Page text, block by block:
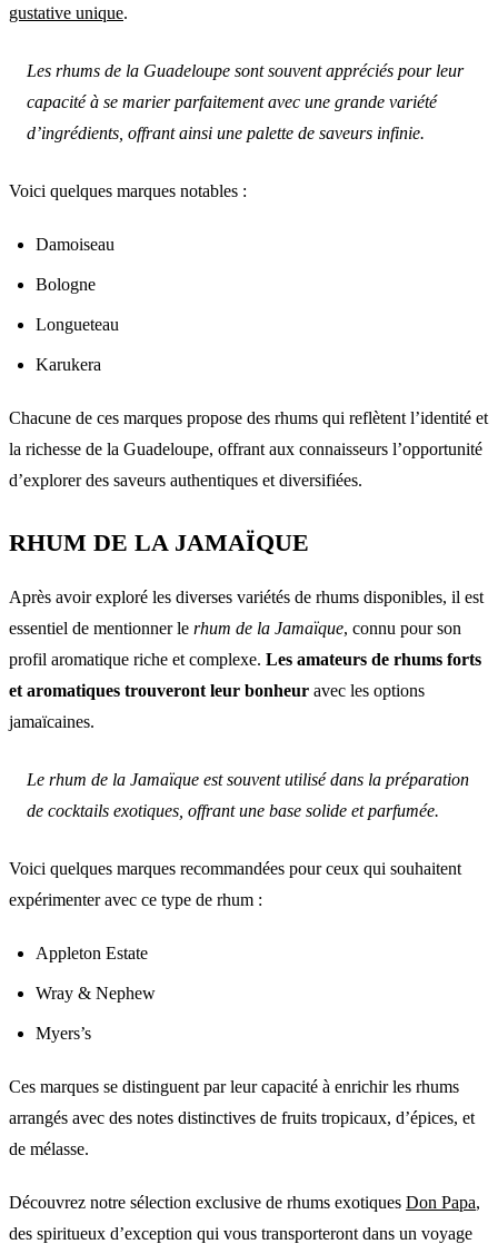
gustative unique.
Les rhums de la Guadeloupe sont souvent appréciés pour leur
capacité à se marier parfaitement avec une grande variété
d’ingrédients, offrant ainsi une palette de saveurs infinie.
Voici quelques marques notables :
Damoiseau
Bologne
Longueteau
Karukera
Chacune de ces marques propose des rhums qui reflètent l’identité et
la richesse de la Guadeloupe, offrant aux connaisseurs l’opportunité
d’explorer des saveurs authentiques et diversifiées.
RHUM DE LA JAMAÏQUE
Après avoir exploré les diverses variétés de rhums disponibles, il est
essentiel de mentionner le rhum de la Jamaïque, connu pour son
profil aromatique riche et complexe. Les amateurs de rhums forts
et aromatiques trouveront leur bonheur avec les options
jamaïcaines.
Le rhum de la Jamaïque est souvent utilisé dans la préparation
de cocktails exotiques, offrant une base solide et parfumée.
Voici quelques marques recommandées pour ceux qui souhaitent
expérimenter avec ce type de rhum :
Appleton Estate
Wray & Nephew
Myers’s
Ces marques se distinguent par leur capacité à enrichir les rhums
arrangés avec des notes distinctives de fruits tropicaux, d’épices, et
de mélasse.
Découvrez notre sélection exclusive de rhums exotiques Don Papa,
des spiritueux d’exception qui vous transporteront dans un voyage